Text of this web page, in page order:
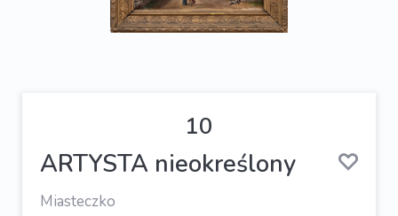
10
ARTYSTA nieokreślony
Miasteczko